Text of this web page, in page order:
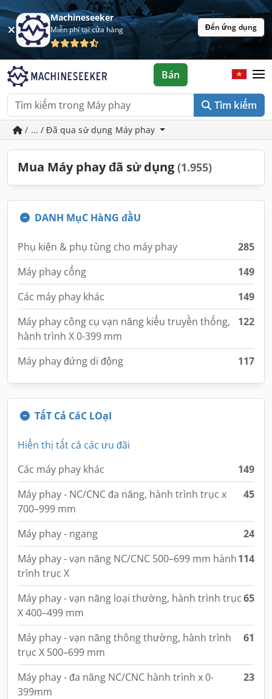
Machineseeker
Miễn phí tại cửa hàng Đến ứng dụng
Tìm kiếm
Bán
/ ... / Đã qua sử dụng Máy phay
Mua Máy phay đã sử dụng (1.955)
DANH MụC HàNG đầU
Phụ kiện & phụ tùng cho máy phay
285
Máy phay cổng
149
Các máy phay khác
149
Máy phay công cụ vạn năng kiểu truyền thống,
hành trình X 0-399 mm
122
Máy phay đứng di động 117
TấT Cả CáC LOạI
Hiển thị tất cả các ưu đãi
Các máy phay khác
149
Máy phay - NC/CNC đa năng, hành trình trục x
700–999 mm
45
Máy phay - ngang
24
Máy phay - vạn năng NC/CNC 500–699 mm hành
trình trục X
114
Máy phay - vạn năng loại thường, hành trình trục
X 400–499 mm
65
Máy phay - vạn năng thông thường, hành trình
trục X 500–699 mm
61
Máy phay - đa năng NC/CNC hành trình x 0-
399mm
23